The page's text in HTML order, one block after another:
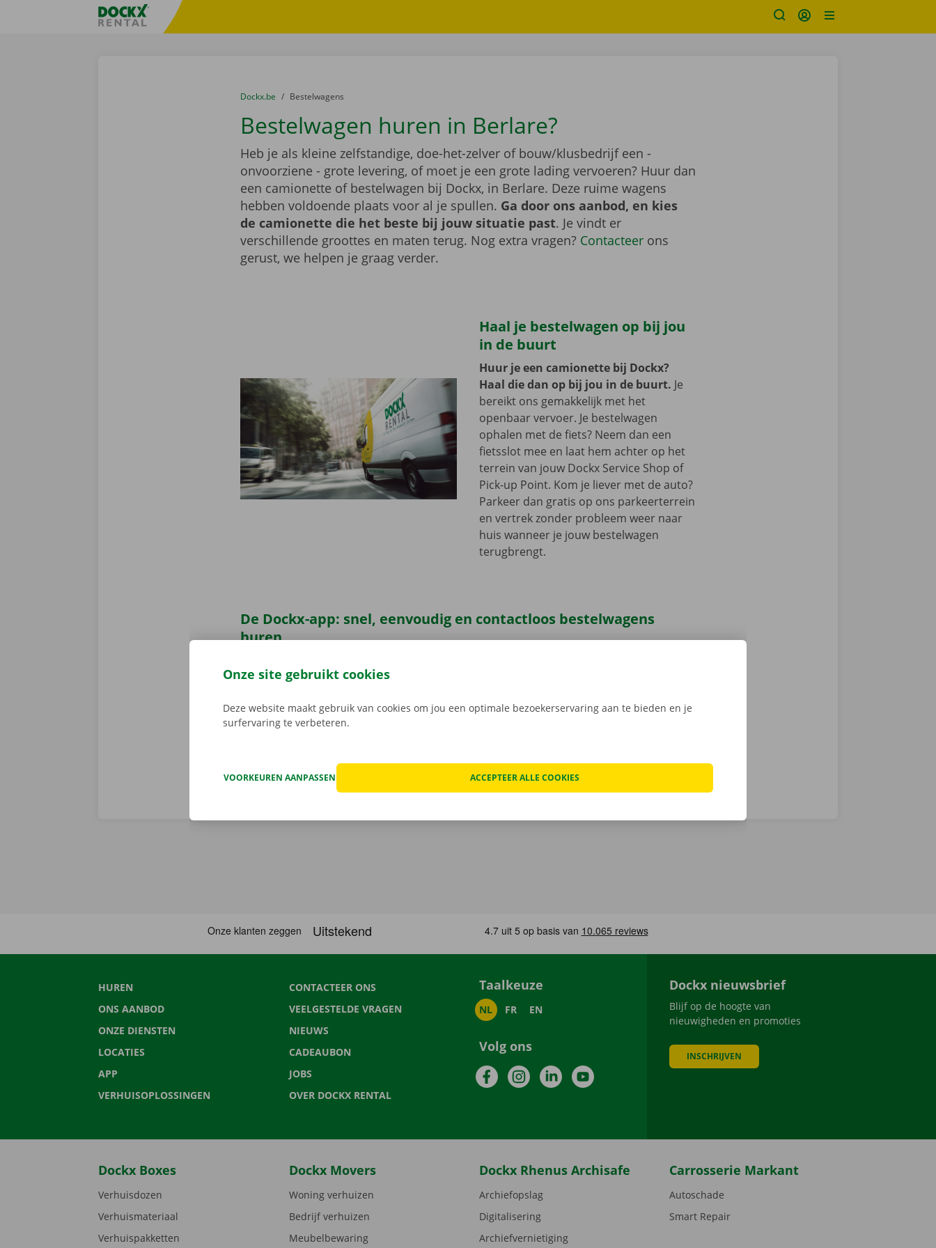
Taalselectie overslaanFratello DEMO
U bevindt zich hier:
van
Dockx.be naar
Bestelwagens
Bestelwagen huren in Berlare?
Heb je als kleine zelfstandige, doe-het-zelver of bouw/klusbedrijf een -
onvoorziene - grote levering, of moet je een grote lading vervoeren? Huur dan
een camionette of bestelwagen bij Dockx, in Berlare. Deze ruime wagens
hebben voldoende plaats voor al je spullen. Ga door ons aanbod, en kies
de camionette die het beste bij jouw situatie past. Je vindt er
verschillende groottes en maten terug. Nog extra vragen? Contacteerons
gerust, we helpen je graag verder.
Haal je bestelwagen op bij jou
in de buurt
Huur je een camionette bij Dockx?
Haal die dan op bij jou in de buurt. Je
bereikt ons gemakkelijk met het
openbaar vervoer. Je bestelwagen
ophalen met de fiets? Neem dan een
fietsslot mee en laat hem achter op het
terrein van jouw Dockx Service Shop of
Pick-up Point. Kom je liever met de auto?
Parkeer dan gratis op ons parkeerterrein
en vertrek zonder probleem weer naar
huis wanneer je jouw bestelwagen
terugbrengt.
De Dockx-app: snel, eenvoudig en contactloos bestelwagens
huren
camionette, deze open je gemakkelijk met jouw digitale sleutel. Je bent zo op weg: kies
vertrekken. Download de gratis app nu voorAndroid, ofApple.
HUREN
ONS AANBOD
ONZE DIENSTEN
LOCATIES
APP
VERHUISOPLOSSINGEN
CONTACTEER ONS
VEELGESTELDE VRAGEN
NIEUWS
CADEAUBON
JOBS
OVER DOCKX RENTAL
Taalkeuze
NL FR EN
Volg ons
FacebookInstagramLinkedInYouTube
Dockx nieuwsbrief
Blijf op de hoogte van
nieuwigheden en promoties
INSCHRIJVEN
Dockx Boxes
Verhuisdozen
Verhuismateriaal
Verhuispakketten
Dockx Movers
Woning verhuizen
Bedrijf verhuizen
Meubelbewaring
Dockx Rhenus Archisafe
Archiefopslag
Digitalisering
Archiefvernietiging
Carrosserie Markant
Autoschade
Smart Repair
Onze site gebruikt cookies
Deze website maakt gebruik van cookies om jou een optimale bezoekerservaring aan te bieden en je
surfervaring te verbeteren.
VOORKEUREN AANPASSEN ACCEPTEER ALLE COOKIES